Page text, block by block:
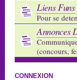
Liens Funs
Pour se
Annonces
(concours,
CONNEXION